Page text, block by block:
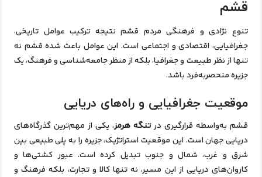
قشم
تنوع نژادی و فرهنگی مردم قشم نتیجه ترکیب عوامل تاریخی،
جغرافیایی، اقتصادی و اجتماعی است. این عوامل باعث شده قشم نه
تنها از نظر طبیعت و جغرافیا، بلکه از منظر جامعه‌شناسی و فرهنگ، یک
جزیره منحصربه‌فرد باشد.
موقعیت جغرافیایی و راه‌های دریایی
قشم به‌واسطه قرارگیری درتنگه هرمز، یکی از مهم‌ترین گذرگاه‌های
دریایی جهان است. این موقعیت استراتژیک، جزیره را به پلی طبیعی بین
شرق و غرب، شمال و جنوب تبدیل کرده است. عبور کشتی‌ها و
کاروان‌های دریایی از این مسیر، نه تنها کالا و تجارت، بلکه فرهنگ و